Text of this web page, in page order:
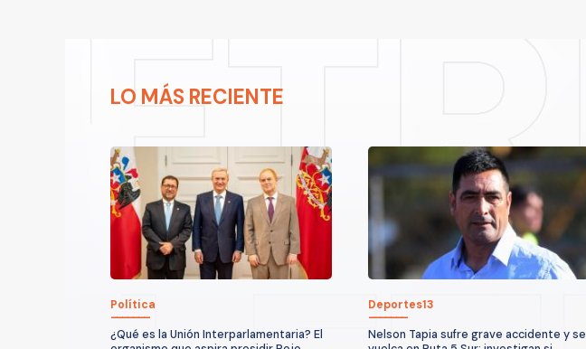
LO MÁS RECIENTE
Política
¿Qué es la Unión Interparlamentaria? El
Deportes13
Nelson Tapia sufre grave accidente y se